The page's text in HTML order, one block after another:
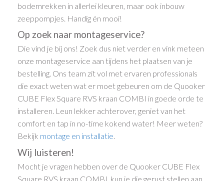
bodemrekken in allerlei kleuren, maar ook inbouw
zeeppompjes. Handig én mooi!
Op zoek naar montageservice?
Die vind je bij ons! Zoek dus niet verder en vink meteen
onze montageservice aan tijdens het plaatsen van je
bestelling. Ons team zit vol met ervaren professionals
die exact weten wat er moet gebeuren om de Quooker
CUBE Flex Square RVS kraan COMBI in goede orde te
installeren. Leun lekker achterover, geniet van het
comfort en tap in no-time kokend water! Meer weten?
Bekijk montage en installatie.
Wij luisteren!
Mocht je vragen hebben over de Quooker CUBE Flex
Square RVS kraan COMBI, kun je die gerust stellen aan